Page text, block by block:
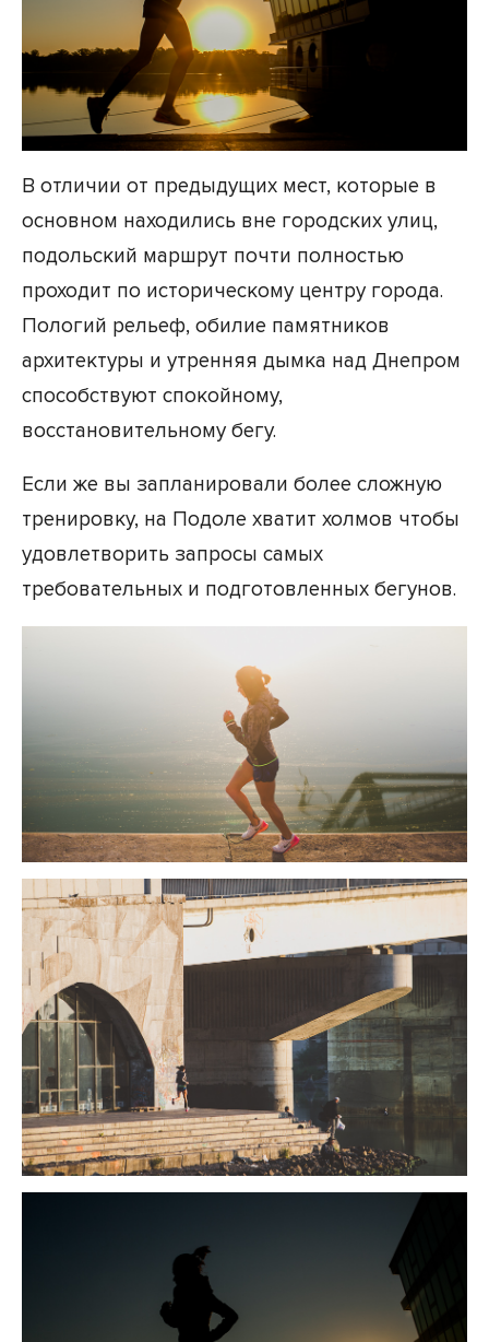
В отличии от предыдущих мест, которые в
основном находились вне городских улиц,
подольский маршрут почти полностью
проходит по историческому центру города.
Пологий рельеф, обилие памятников
архитектуры и утренняя дымка над Днепром
способствуют спокойному,
восстановительному бегу.
Если же вы запланировали более сложную
тренировку, на Подоле хватит холмов чтобы
удовлетворить запросы самых
требовательных и подготовленных бегунов.